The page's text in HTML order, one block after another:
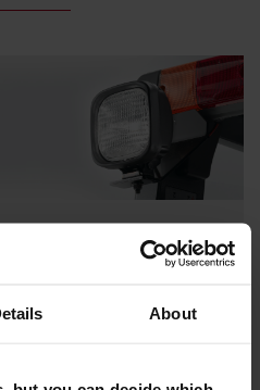
About
között.